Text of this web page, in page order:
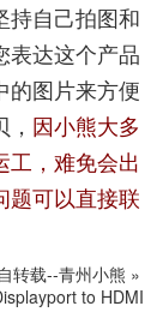
持自己拍图和
表达这个产品
的图片来方便
因小熊大多
工，难免会出
题可以直接联
转载--青州小熊 »
to HDMI